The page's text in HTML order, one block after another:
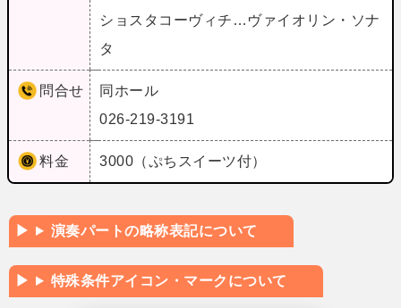
ショスタコーヴィチ…ヴァイオリン・ソナ
タ
問合せ
同ホール
026-219-3191
料金 3000（ぷちスイーツ付）
演奏パートの略称表記について
特殊条件アイコン・マークについて